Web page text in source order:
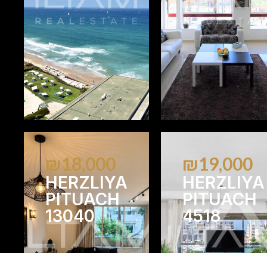
₪18,000
HERZLIYA
PITUACH
13040
2
₪19,000
HERZLIYA
PITUACH
4518
3 2